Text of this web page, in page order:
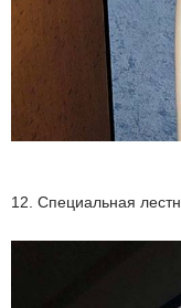
12. Специальная